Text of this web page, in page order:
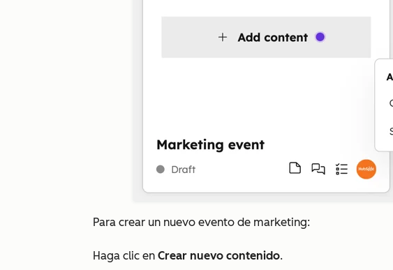
Para crear un nuevo evento de marketing:
Haga clic en Crear nuevo contenido.